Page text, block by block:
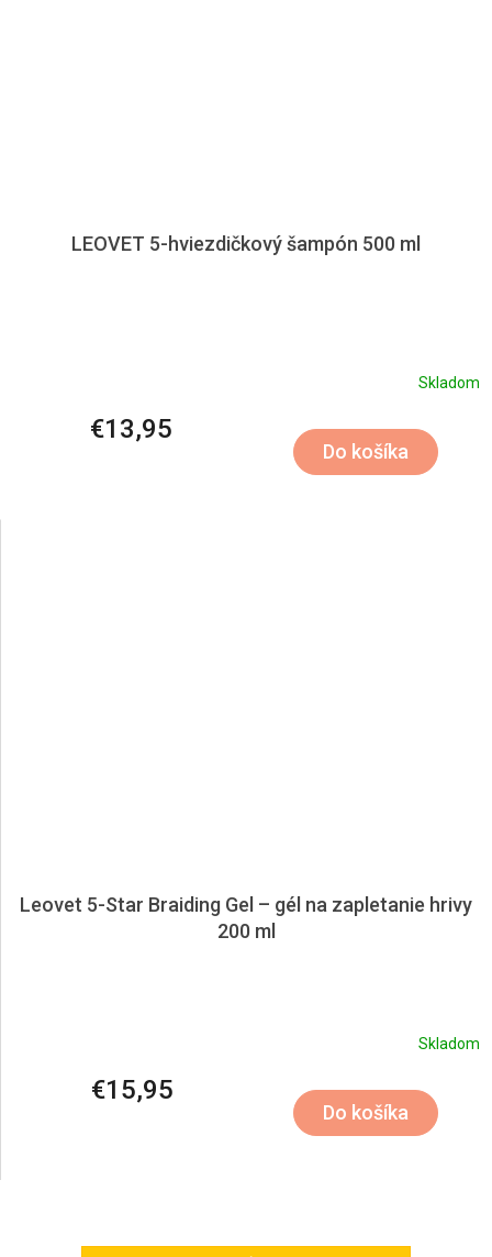
LEOVET 5-hviezdičkový šampón 500 ml
Skladom
€13,95
Do košíka
Leovet 5-Star Braiding Gel – gél na zapletanie hrivy
200 ml
Skladom
€15,95
Do košíka